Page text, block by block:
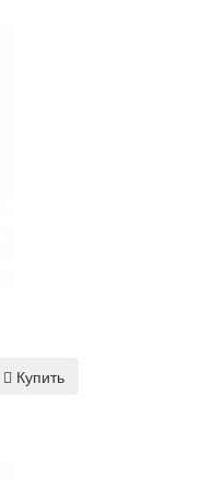
Купить